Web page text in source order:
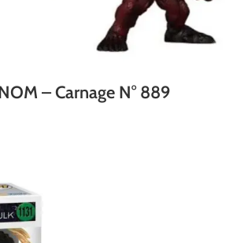
– Carnage N° 889